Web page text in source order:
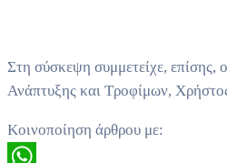
Στη σύσκεψη συμμετείχε, επίσης,
Ανάπτυξης και Τροφίμων,
Κοινοποίηση άρθρου με: